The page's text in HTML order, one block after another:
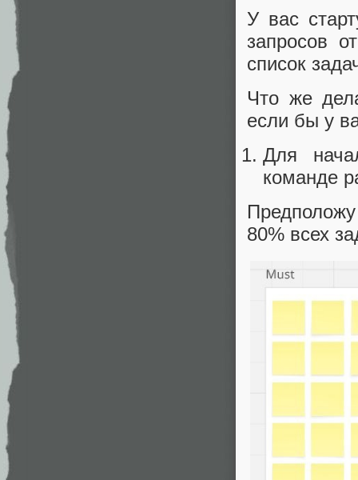
У вас
запросов
список
Что же
если бы у
Для
команде
80% всех